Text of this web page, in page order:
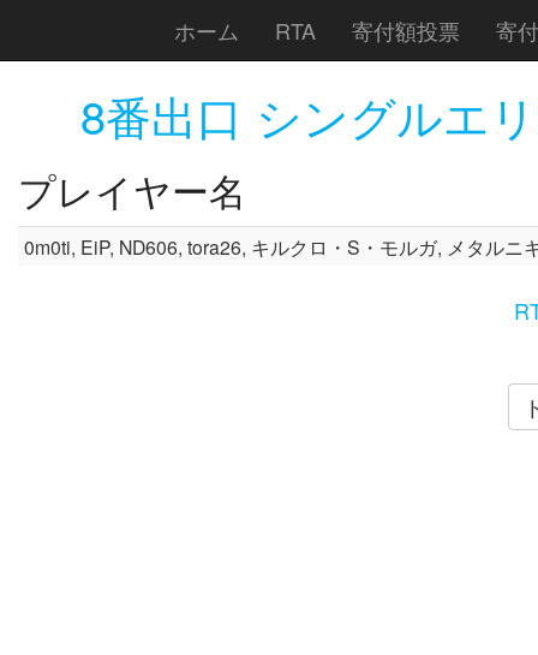
ホーム RTA 寄付額投票 寄
8番出口 シングルエ
プレイヤー名
0m0ti, EiP, ND606, tora26, キルクロ・S・モルガ, メタルニ